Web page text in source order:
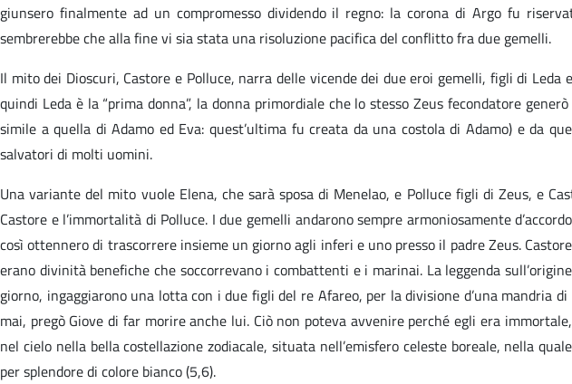
giunsero finalmente ad un compromesso dividendo il regno: la corona di Argo fu
sembrerebbe che alla fine vi sia stata una risoluzione pacifica del conflitto fra due gemelli.
Il mito dei Dioscuri, Castore e Polluce, narra delle vicende dei due eroi gemelli, figli di
quindi Leda è la “prima donna”, la donna primordiale che lo stesso Zeus fecondatore
simile a quella di Adamo ed Eva: quest’ultima fu creata da una costola di Adamo) e da
salvatori di molti uomini.
Una variante del mito vuole Elena, che sarà sposa di Menelao, e Polluce figli di Zeus, e
Castore e l’immortalità di Polluce. I due gemelli andarono sempre armoniosamente
così ottennero di trascorrere insieme un giorno agli inferi e uno presso il padre Zeus.
erano divinità benefiche che soccorrevano i combattenti e i marinai. La leggenda
giorno, ingaggiarono una lotta con i due figli del re Afareo, per la divisione d’una mandria
mai, pregò Giove di far morire anche lui. Ciò non poteva avvenire perché egli era
nel cielo nella bella costellazione zodiacale, situata nell’emisfero celeste boreale, nella
per splendore di colore bianco (5,6).